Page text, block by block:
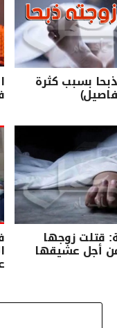
بسبب كثرة
قتلت زوجها
أجل عشيقها